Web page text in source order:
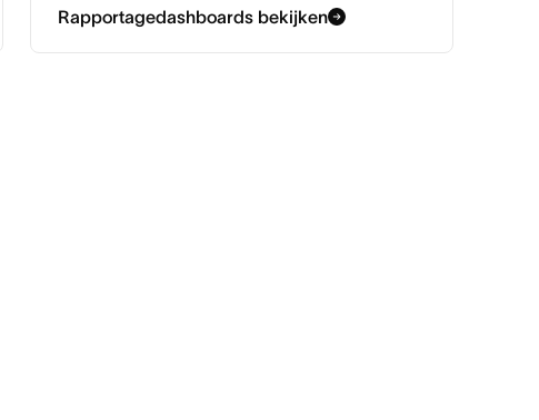
Rapportagedashboards bekijken